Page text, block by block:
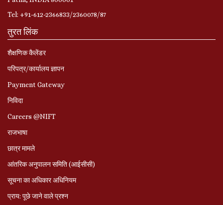
Tel: +91-612-2366833/2360078/87
तुरत लिंक
शैक्षणिक कैलेंडर
परिपत्र/कार्यालय ज्ञापन
Payment Gateway
निविदा
Careers @NIFT
राजभाषा
छात्र मामले
आंतरिक अनुपालन समिति (आईसीसी)
सूचना का अधिकार अधिनियम
प्राय: पूछे जाने वाले प्रश्‍न